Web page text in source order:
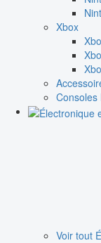
Xbox
Consoles
Voir tout